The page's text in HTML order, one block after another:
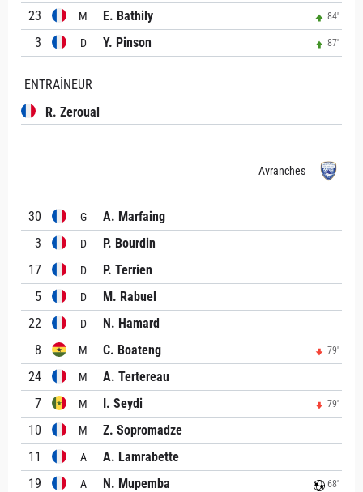
23 M E. Bathily 84'
3 D Y. Pinson 87'
ENTRAÎNEUR
R. Zeroual
Avranches
30 G
A. Marfaing
3
D
P. Bourdin
17
D
P. Terrien
5
D
M. Rabuel
22
D
N. Hamard
8
M C. Boateng 79'
24 M
A. Tertereau
7
M I. Seydi 79'
10 M
Z. Sopromadze
11
A
A. Lamrabette
19
A N. Mupemba 68'